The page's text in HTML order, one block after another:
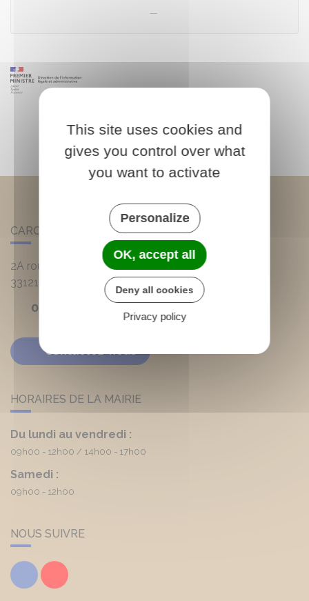
CARCANS
2A route d'Hourtin
33121
05 56 03 90 20
Contactez-nous
HORAIRES DE LA MAIRIE
Du lundi au vendredi :
09h00 - 12h00 14h00 - 17h00
Samedi :
09h00 - 12h00
NOUS SUIVRE
FacebookYoutube
This site uses cookies and
gives you control over what
you want to activate
Personalize
OK, accept all
Deny all cookies
Privacy policy